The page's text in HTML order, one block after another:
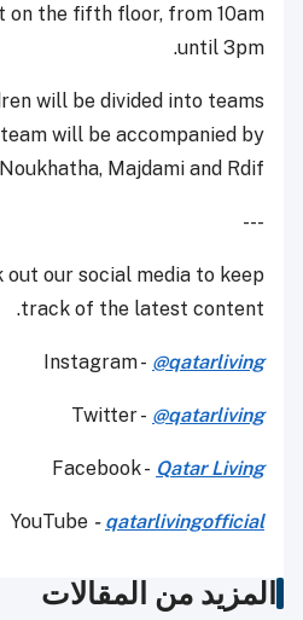
on the fifth floor, from 10am
until 3pm.
will be divided into teams
will be accompanied by
Noukhatha, Majdami and Rdif.
---
out our social media to keep
track of the latest content.
Instagram - @qatarliving
Twitter - @qatarliving
Facebook - Qatar Living
YouTube - qatarlivingofficial
المزيد من المقالات